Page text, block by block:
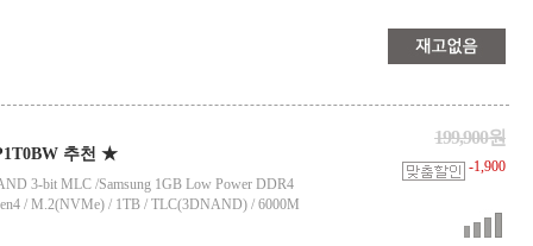
추천 ★
3-bit MLC /Samsung 1GB Low Power DDR4
/ M.2(NVMe) / 1TB / TLC(3DNAND) / 6000M
199,900원
-1,900